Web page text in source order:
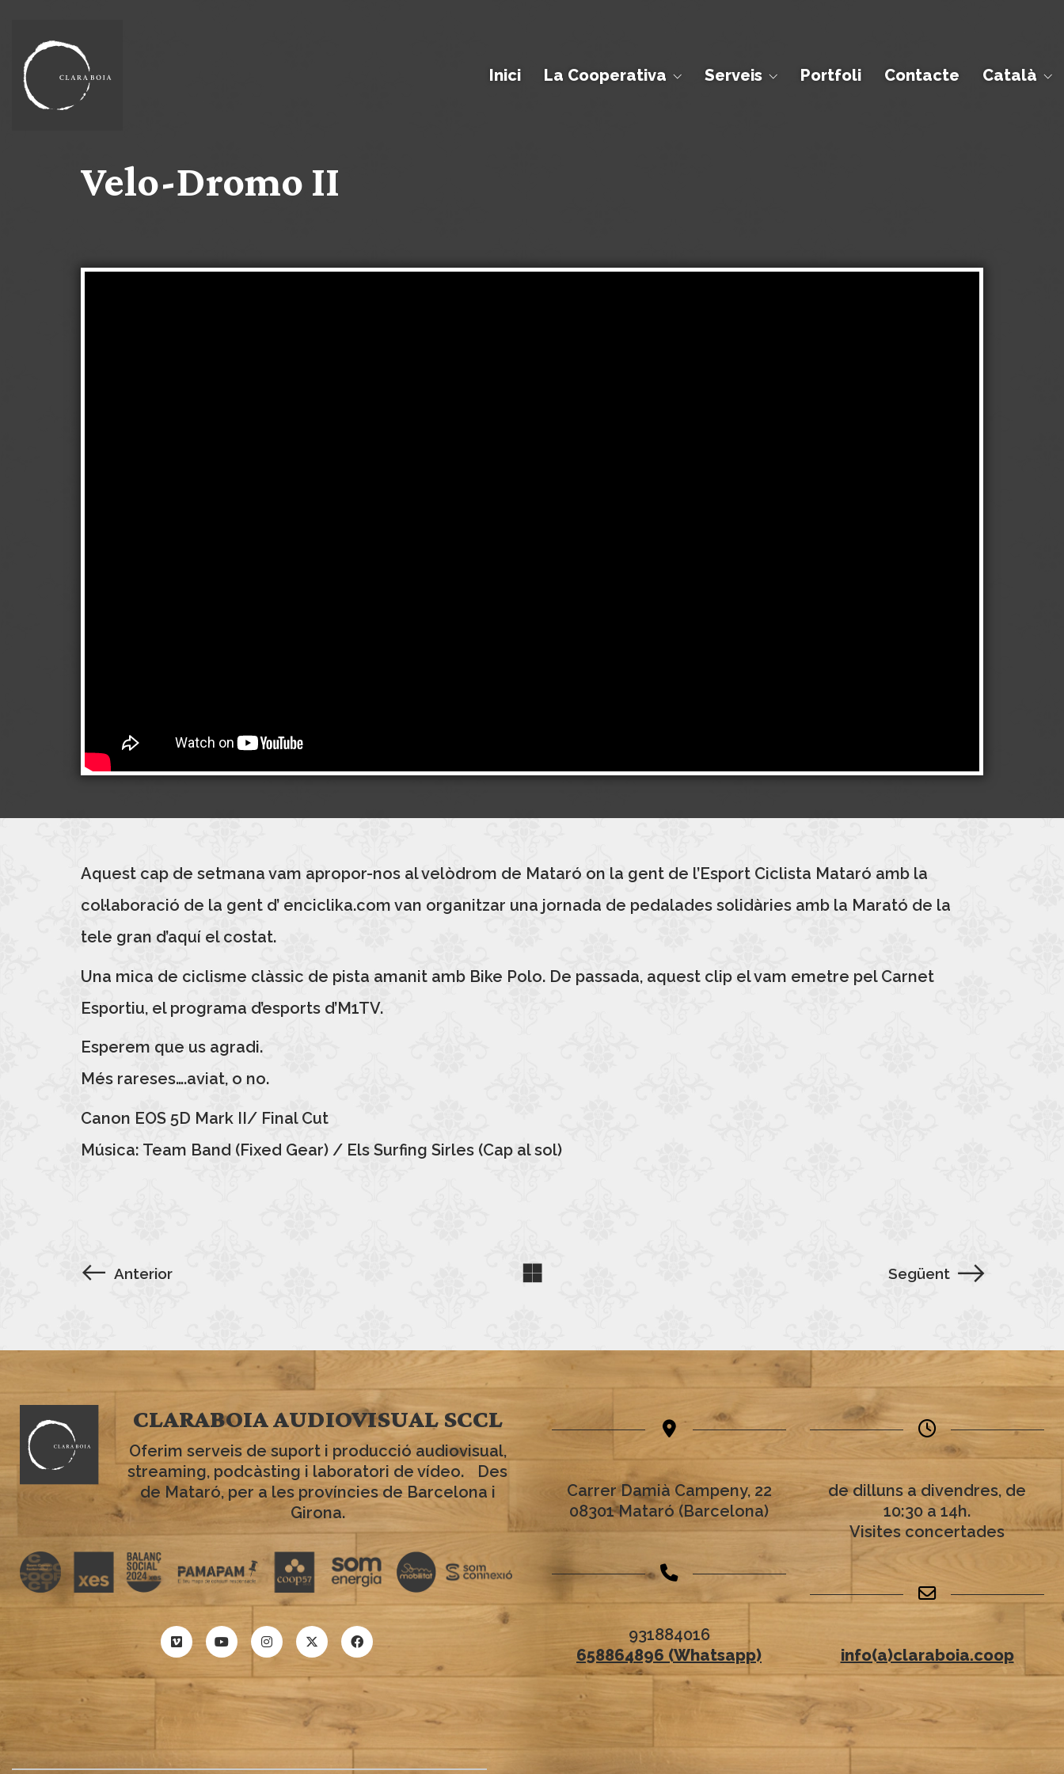
Inici La Cooperativa Serveis Portfoli Contacte Català
Velo-Dromo II
Aquest cap de setmana vam apropor-nos al velòdrom de Mataró on la gent de l’Esport Ciclista Mataró amb la
col·laboració de la gent d’ enciclika.com van organitzar una jornada de pedalades solidàries amb la Marató de la
tele gran d’aquí el costat.
Una mica de ciclisme clàssic de pista amanit amb Bike Polo. De passada, aquest clip el vam emetre pel Carnet
Esportiu, el programa d’esports d’M1TV.
Esperem que us agradi.
Més rareses….aviat, o no.
Canon EOS 5D Mark II/ Final Cut
Música: Team Band (Fixed Gear) / Els Surfing Sirles (Cap al sol)
Anterior Següent
CLARABOIA AUDIOVISUAL SCCL
Oferim serveis de suport i producció audiovisual,
streaming, podcàsting i laboratori de vídeo. Des
de Mataró, per a les províncies de Barcelona i
Girona.
Carrer Damià Campeny, 22
08301 Mataró (Barcelona)
931884016
658864896 (Whatsapp)
de dilluns a divendres, de
10:30 a 14h.
Visites concertades
info(a)claraboia.coop